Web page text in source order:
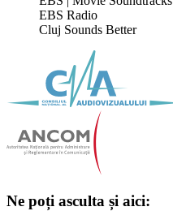
EBS Radio
Cluj Sounds Better
Ne poți asculta și aici: